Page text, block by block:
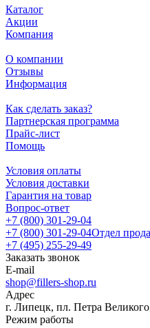
Каталог
Акции
Компания
О компании
Отзывы
Информация
Как сделать заказ?
Партнерская программа
Прайс-лист
Помощь
Условия оплаты
Условия доставки
Гарантия на товар
Вопрос-ответ
+7 (800) 301-29-04
+7 (800) 301-29-04Отдел
+7 (495) 255-29-49
Заказать звонок
E-mail
shop@fillers-shop.ru
Адрес
г. Липецк, пл. Петра
Режим работы